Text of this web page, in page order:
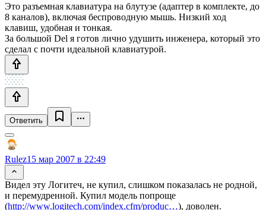
Это разъемная клавиатура на блутузе (адаптер в комплекте, до
8 каналов), включая беспроводную мышь. Низкий ход
клавиш, удобная и тонкая.
За большой Del я готов лично удушить инженера, который это
сделал с почти идеальной клавиатурой.
Ответить
Rulez15 мар 2007 в 22:49
Видел эту Логитеч, не купил, слишком показалась не родной,
и перемудренной. Купил модель попроще
(http://www.logitech.com/index.cfm/produc…), доволен.